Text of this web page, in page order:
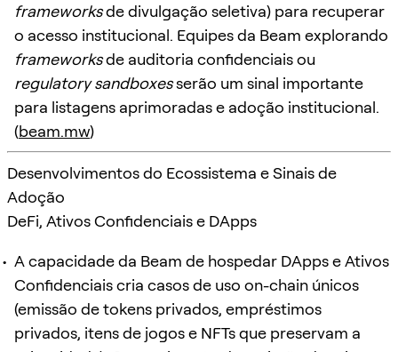
frameworksde divulgação seletiva) para recuperar
o acesso institucional. Equipes da Beam explorando
frameworksde auditoria confidenciais ou
regulatory sandboxesserão um sinal importante
para listagens aprimoradas e adoção institucional.
(beam.mw)
Desenvolvimentos do Ecossistema e Sinais de
Adoção
DeFi, Ativos Confidenciais e DApps
A capacidade da Beam de hospedar DApps e Ativos
Confidenciais cria casos de uso on-chain únicos
(emissão de tokens privados, empréstimos
privados, itens de jogos e NFTs que preservam a